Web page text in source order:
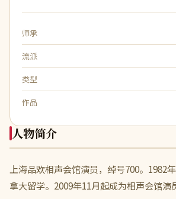
师承
流派
类型
作品
人物简介
上海品欢相声会馆演员，绰号700。1982
拿大留学。2009年11月起成为相声会馆演